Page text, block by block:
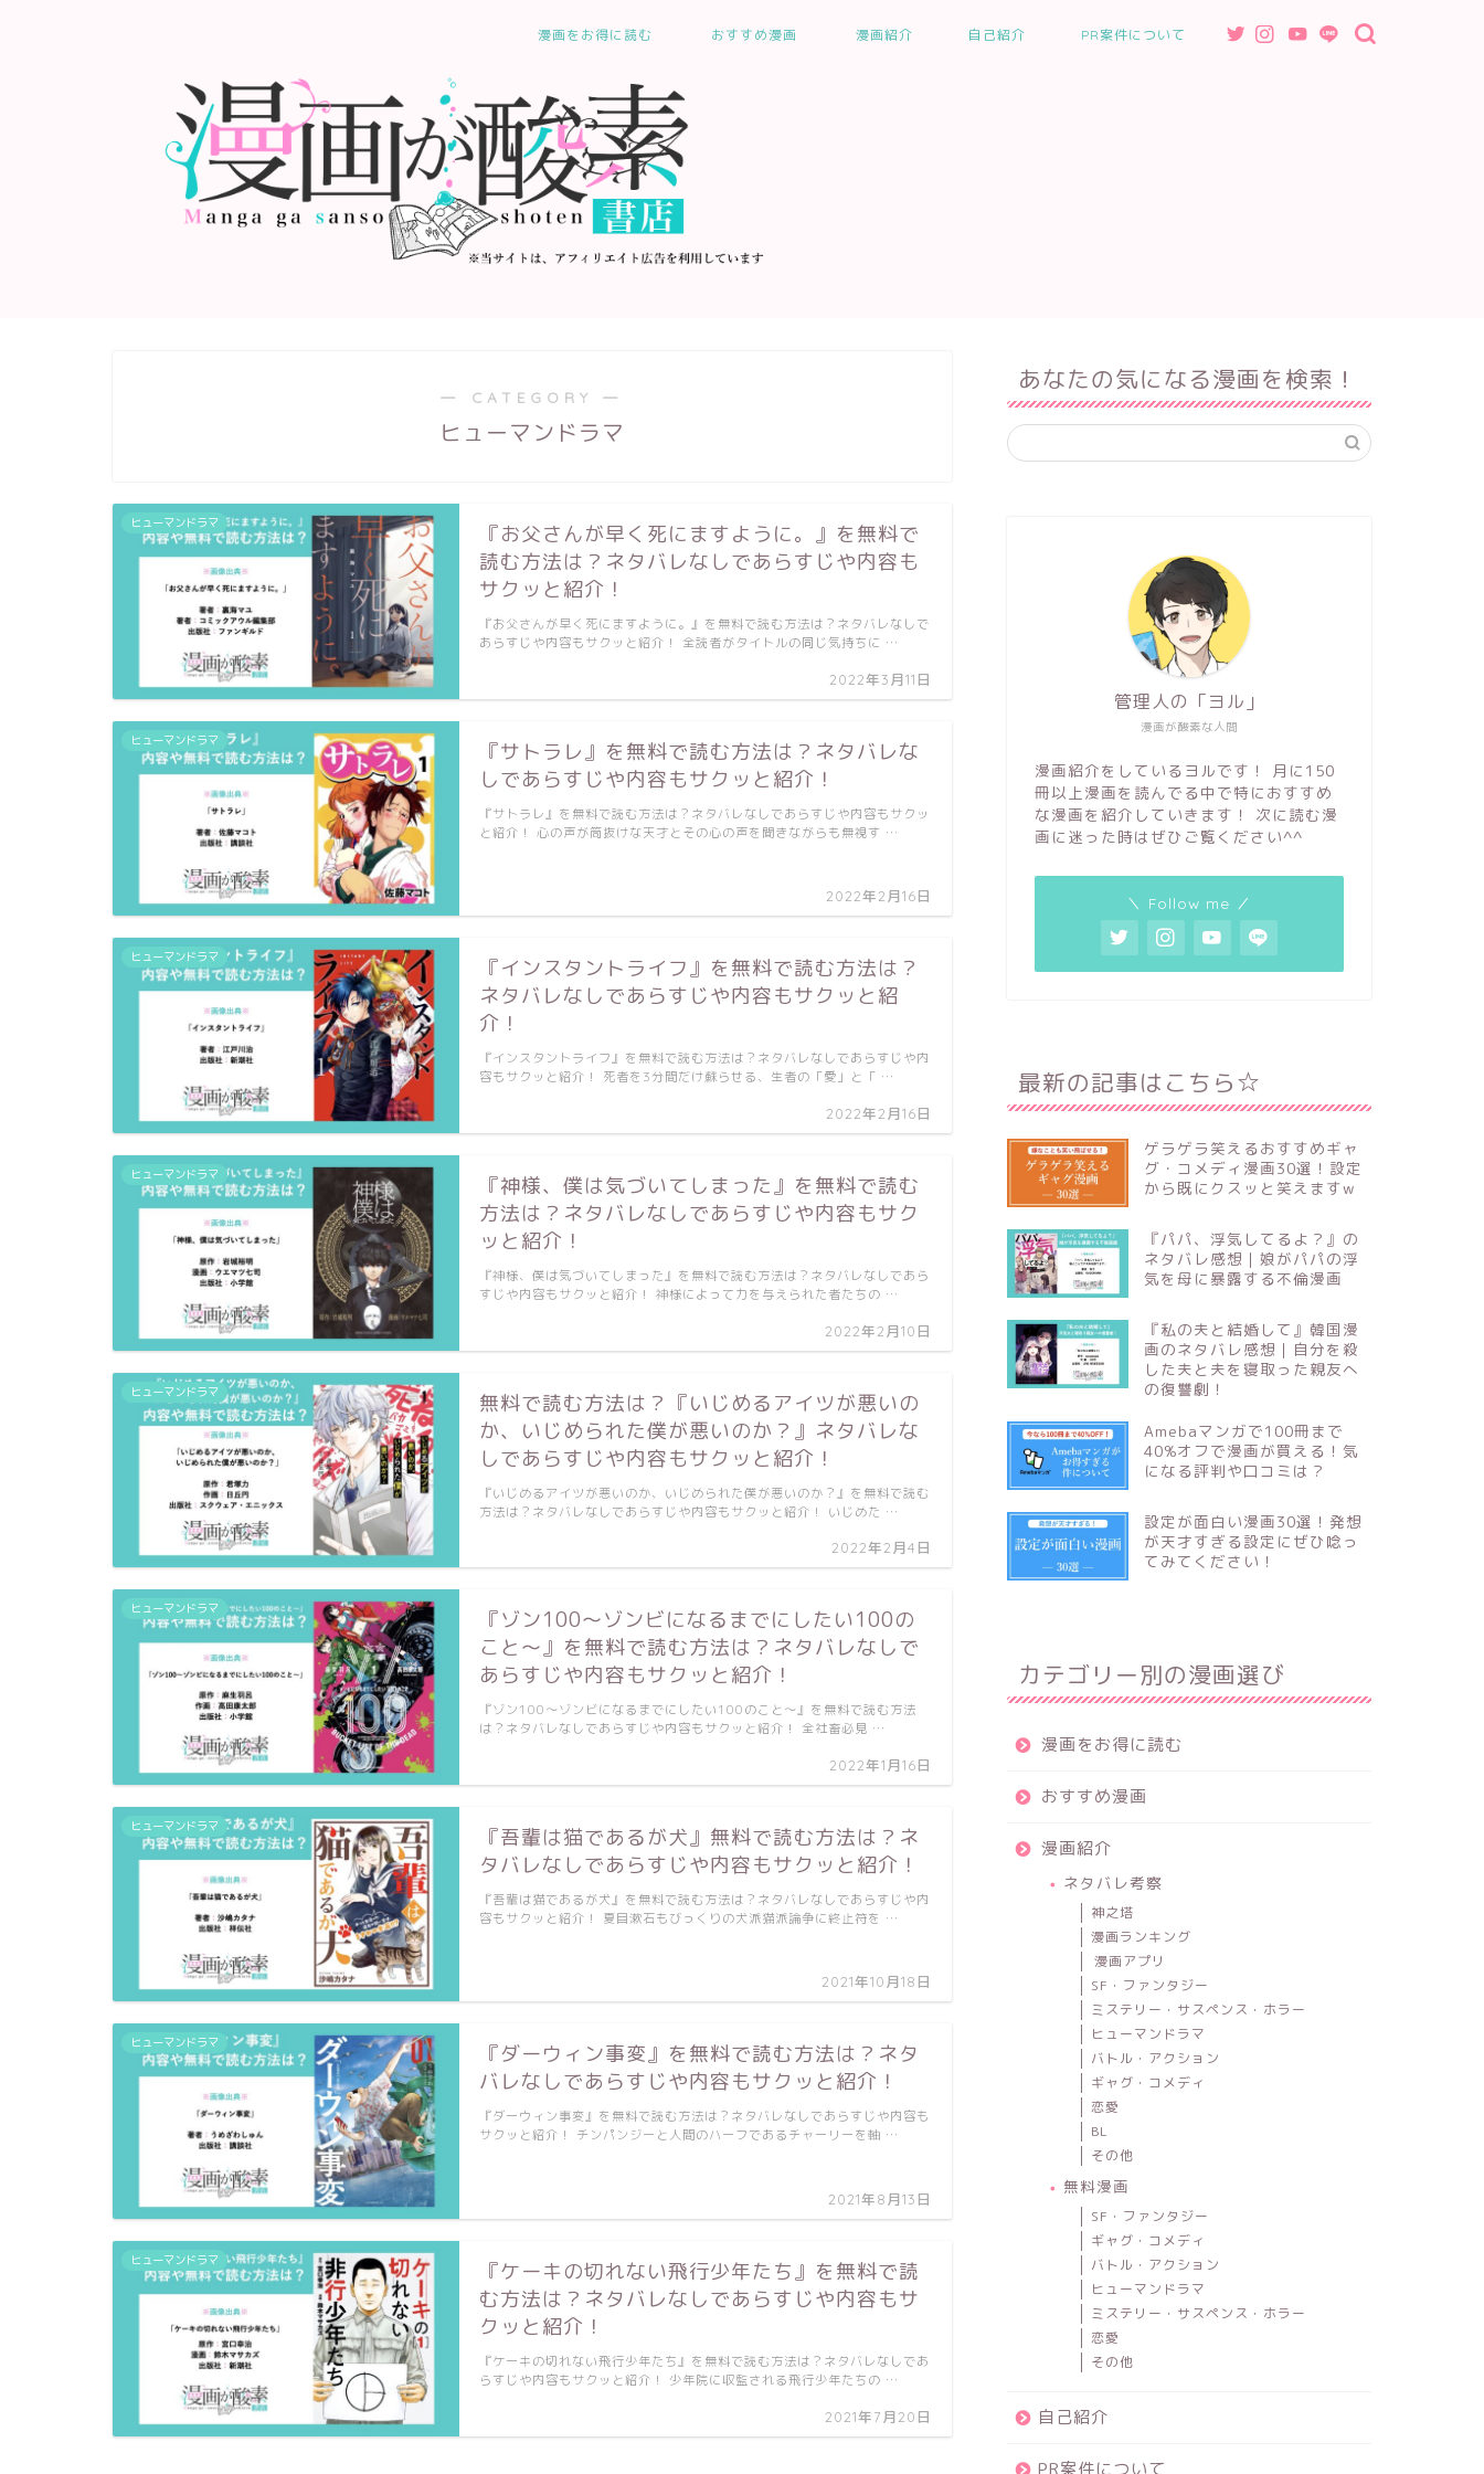
漫画をお得に読む おすすめ漫画 漫画紹介 自己紹介 PR案件について
― CATEGORY ―
ヒューマンドラマ
ヒューマンドラマ
『お父さんが早く死にますように。』を無料で
読む方法は？ネタバレなしであらすじや内容も
サクッと紹介！
2022年3月11日
『お父さんが早く死にますように。』を無料で読む方法は？ネタバレなしで
あらすじや内容もサクッと紹介！ 全読者がタイトルの同じ気持ちに …
ヒューマンドラマ
『サトラレ』を無料で読む方法は？ネタバレな
しであらすじや内容もサクッと紹介！
2022年2月16日
『サトラレ』を無料で読む方法は？ネタバレなしであらすじや内容もサクッ
と紹介！ 心の声が筒抜けな天才とその心の声を聞きながらも無視す …
ヒューマンドラマ
『インスタントライフ』を無料で読む方法は？
ネタバレなしであらすじや内容もサクッと紹
介！
2022年2月16日
『インスタントライフ』を無料で読む方法は？ネタバレなしであらすじや内
容もサクッと紹介！ 死者を3分間だけ蘇らせる、生者の「愛」と「 …
ヒューマンドラマ
『神様、僕は気づいてしまった』を無料で読む
方法は？ネタバレなしであらすじや内容もサク
ッと紹介！
2022年2月10日
『神様、僕は気づいてしまった』を無料で読む方法は？ネタバレなしであら
すじや内容もサクッと紹介！ 神様によって力を与えられた者たちの …
ヒューマンドラマ
無料で読む方法は？『いじめるアイツが悪いの
か、いじめられた僕が悪いのか？』ネタバレな
しであらすじや内容もサクッと紹介！
2022年2月4日
『いじめるアイツが悪いのか、いじめられた僕が悪いのか？』を無料で読む
方法は？ネタバレなしであらすじや内容もサクッと紹介！ いじめた …
ヒューマンドラマ
『ゾン100～ゾンビになるまでにしたい100の
こと～』を無料で読む方法は？ネタバレなしで
あらすじや内容もサクッと紹介！
2022年1月16日
『ゾン100～ゾンビになるまでにしたい100のこと～』を無料で読む方法
は？ネタバレなしであらすじや内容もサクッと紹介！ 全社畜必見 …
ヒューマンドラマ
『吾輩は猫であるが犬』無料で読む方法は？ネ
タバレなしであらすじや内容もサクッと紹介！
2021年10月18日
『吾輩は猫であるが犬』を無料で読む方法は？ネタバレなしであらすじや内
容もサクッと紹介！ 夏目漱石もびっくりの犬派猫派論争に終止符を …
ヒューマンドラマ
『ダーウィン事変』を無料で読む方法は？ネタ
バレなしであらすじや内容もサクッと紹介！
2021年8月13日
『ダーウィン事変』を無料で読む方法は？ネタバレなしであらすじや内容も
サクッと紹介！ チンパンジーと人間のハーフであるチャーリーを軸 …
ヒューマンドラマ
『ケーキの切れない飛行少年たち』を無料で読
む方法は？ネタバレなしであらすじや内容もサ
クッと紹介！
2021年7月20日
『ケーキの切れない飛行少年たち』を無料で読む方法は？ネタバレなしであ
らすじや内容もサクッと紹介！ 少年院に収監される飛行少年たちの …
あなたの気になる漫画を検索！
漫画が酸素な人間
管理人の「ヨル」
漫画紹介をしているヨルです！ 月に150
冊以上漫画を読んでる中で特におすすめ
な漫画を紹介していきます！ 次に読む漫
画に迷った時はぜひご覧ください^^
＼ Follow me ／
最新の記事はこちら☆
ゲラゲラ笑えるおすすめギャ
グ・コメディ漫画30選！設定
から既にクスッと笑えますw
『パパ、浮気してるよ？』の
ネタバレ感想｜娘がパパの浮
気を母に暴露する不倫漫画
『私の夫と結婚して』韓国漫
画のネタバレ感想｜自分を殺
した夫と夫を寝取った親友へ
の復讐劇！
Amebaマンガで100冊まで
40%オフで漫画が買える！気
になる評判や口コミは？
設定が面白い漫画30選！発想
が天才すぎる設定にぜひ唸っ
てみてください！
カテゴリー別の漫画選び
漫画をお得に読む
おすすめ漫画
漫画紹介
ネタバレ考察
神之塔
漫画ランキング
漫画アプリ
SF・ファンタジー
ミステリー・サスペンス・ホラー
ヒューマンドラマ
バトル・アクション
ギャグ・コメディ
恋愛
BL
その他
無料漫画
SF・ファンタジー
ギャグ・コメディ
バトル・アクション
ヒューマンドラマ
ミステリー・サスペンス・ホラー
恋愛
その他
自己紹介
PR案件について